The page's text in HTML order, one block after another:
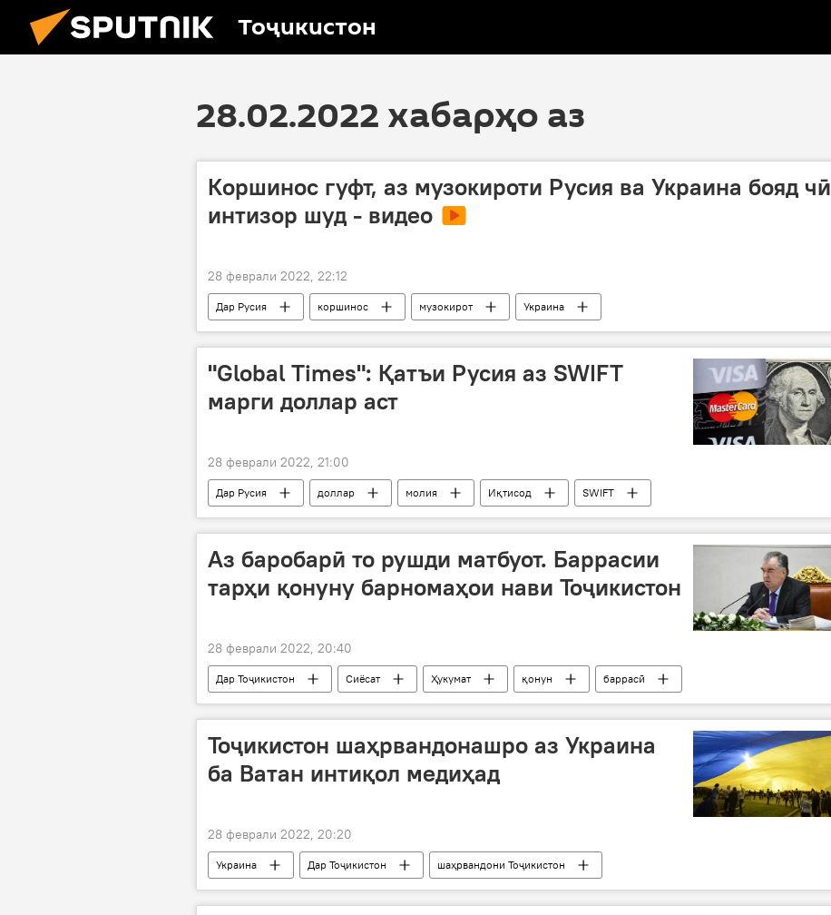
Тоҷикистон
28.02.2022 хабарҳо аз
Коршинос гуфт, аз музокироти Русия ва Украина бояд чӣ
интизор шуд - видео
28 феврали 2022, 22:12
Дар Русия коршинос музокирот Украина
"Global Times": Қатъи Русия аз SWIFT
марги доллар аст
28 феврали 2022, 21:00
Дар Русия доллар молия Иқтисод SWIFT
Аз баробарӣ то рушди матбуот. Баррасии
тарҳи қонуну барномаҳои нави Тоҷикистон
28 феврали 2022, 20:40
Дар Тоҷикистон Сиёсат Ҳукумат қонун баррасӣ
Тоҷикистон шаҳрвандонашро аз Украина
ба Ватан интиқол медиҳад
28 феврали 2022, 20:20
Украина Дар Тоҷикистон шаҳрвандони Тоҷикистон